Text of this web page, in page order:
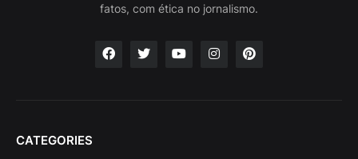
fatos, com ética no jornalismo.
CATEGORIES